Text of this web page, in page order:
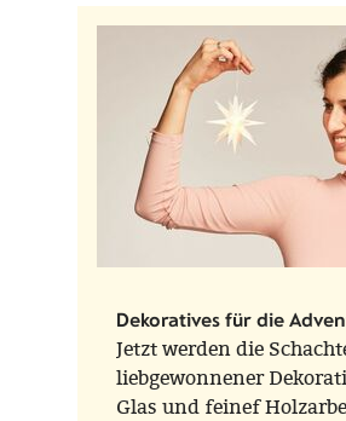
Ambient Lauscha und
Weihnacht aus der
Waldglasbläserei – zwei
Werkstätten, die für
traditionelles Handwerk
liebevolle Detailarbeit
Dekoratives für die
Jetzt werden die
liebgewonnener
Glas und feinef